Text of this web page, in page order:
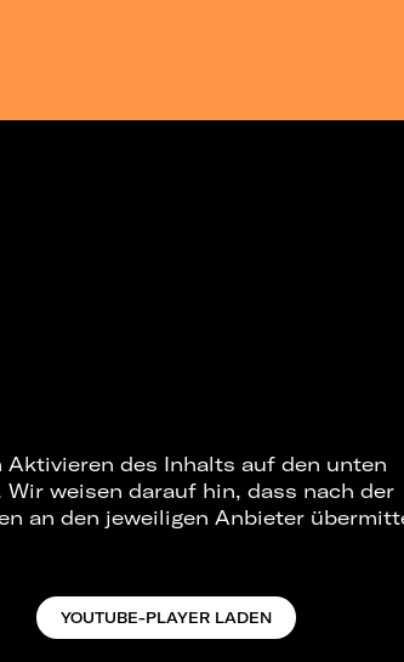
Aktivieren des Inhalts auf den unten
Wir weisen darauf hin, dass nach der
an den jeweiligen Anbieter
YOUTUBE-PLAYER LADEN